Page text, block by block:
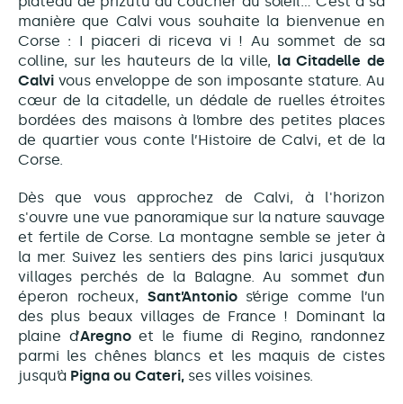
manière que Calvi vous souhaite la bienvenue en
Corse : I piaceri di riceva vi ! Au sommet de sa
colline, sur les hauteurs de la ville, la Citadelle de
Calvi vous enveloppe de son imposante stature. Au
cœur de la citadelle, un dédale de ruelles étroites
bordées des maisons à l’ombre des petites places
de quartier vous conte l’Histoire de Calvi, et de la
Corse.
Dès que vous approchez de Calvi, à l'horizon
s'ouvre une vue panoramique sur la nature sauvage
et fertile de Corse. La montagne semble se jeter à
la mer. Suivez les sentiers des pins larici jusqu’aux
villages perchés de la Balagne. Au sommet d’un
éperon rocheux, Sant’Antonios’érige comme l’un
des plus beaux villages de France ! Dominant la
plaine d’Aregnoet le fiume di Regino, randonnez
parmi les chênes blancs et les maquis de cistes
jusqu’à Pigna ou Cateri, ses villes voisines.